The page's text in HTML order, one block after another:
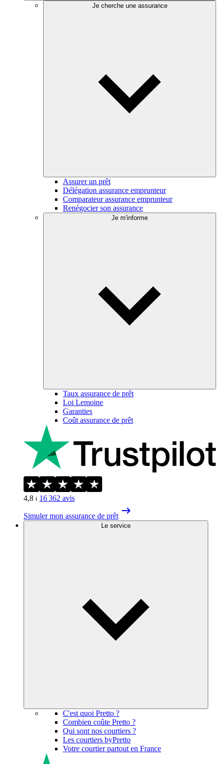
Je cherche une assurance
Assurer un prêt
Délégation assurance emprunteur
Comparateur assurance emprunteur
Renégocier son assurance
Je m'informe
Taux assurance de prêt
Loi Lemoine
Garanties
Coût assurance de prêt
4,8 ⏐ 16 362 avis
Simuler mon assurance de prêt
Le service
C'est quoi Pretto ?
Combien coûte Pretto ?
Qui sont nos courtiers ?
Les courtiers byPretto
Votre courtier partout en France